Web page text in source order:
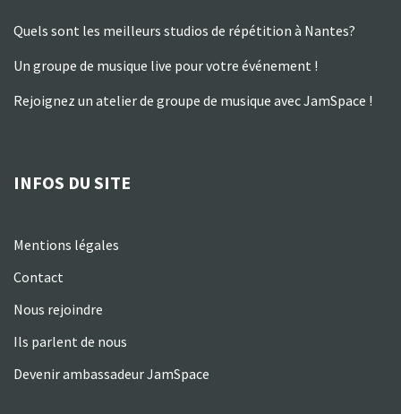
Quels sont les meilleurs studios de répétition à Nantes?
Un groupe de musique live pour votre événement !
Rejoignez un atelier de groupe de musique avec JamSpace !
INFOS DU SITE
Mentions légales
Contact
Nous rejoindre
Ils parlent de nous
Devenir ambassadeur JamSpace